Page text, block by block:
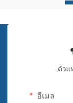
ตัวแ
อีเมล